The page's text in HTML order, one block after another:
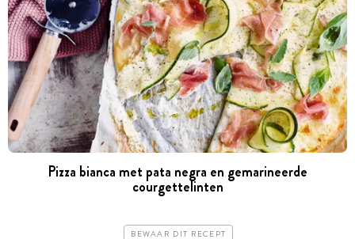
Pizza bianca met pata negra en gemarineerde
courgettelinten
BEWAAR DIT RECEPT